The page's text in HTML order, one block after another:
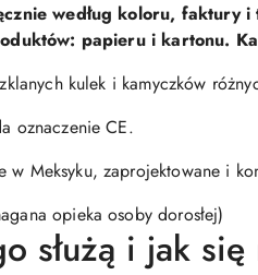
według koloru, faktury
papieru i kartonu.
kulek i kamyczków
oznaczenie CE.
w Meksyku, zaprojektowane i
opieka osoby dorosłej)
służą i jak